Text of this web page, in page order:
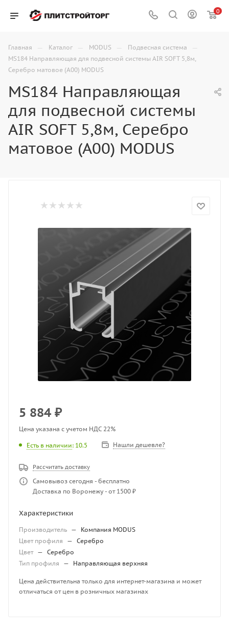
0
Главная — Каталог — MODUS — Подвесная система —
MS184 Направляющая для подвесной системы AIR SOFT 5,8м,
Серебро матовое (А00) MODUS
MS184 Направляющая
для подвесной системы
AIR SOFT 5,8м, Серебро
матовое (А00) MODUS
5 884 ₽
Цена указана с учетом НДС 22%
Есть в наличии: 10.5 Нашли дешевле?
Рассчитать доставку
Самовывоз сегодня - бесплатно
Доставка по Воронежу - от 1500 ₽
Характеристики
Производитель —
Компания MODUS
Цвет профиля
— Серебро
Цвет — Серебро
Тип профиля
— Направляющая верхняя
Цена действительна только для интернет-магазина и может
отличаться от цен в розничных магазинах